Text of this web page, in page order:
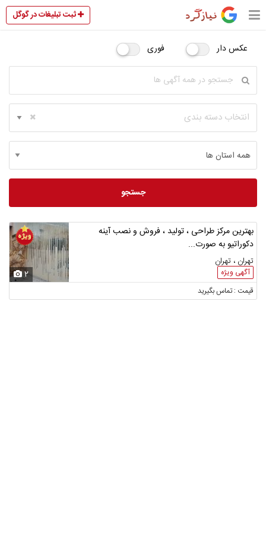
ثبت تبلیغات در گوگل
عکس دار فوری
انتخاب دسته بندی
جستجو
بهترین مرکز طراحی ، تولید ، فروش و نصب آینه
دکوراتیو به صورت...
تهران ، تهران
آگهی ویژه 2
قیمت : تماس بگیرید